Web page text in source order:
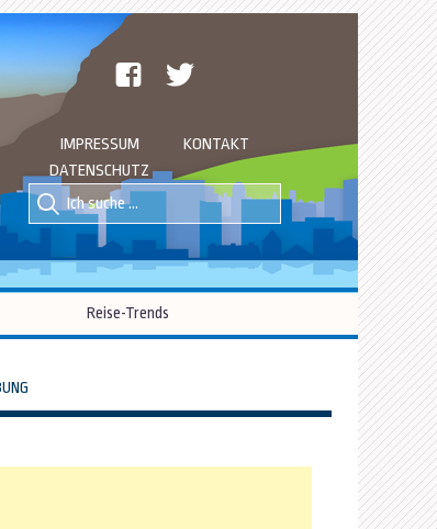
facebook
IMPRESSUM
KONTAKT
DATENSCHUTZ
Suche
nach::
Suche
nach:
Reise-Trends